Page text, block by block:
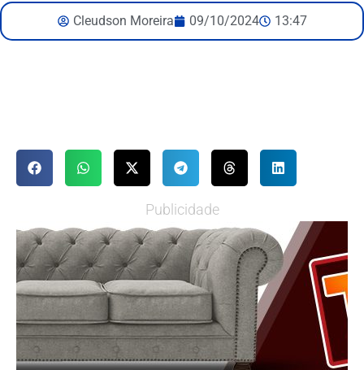
Cleudson Moreira 09/10/2024 13:47
Publicidade